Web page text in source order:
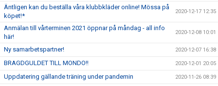
Äntligen kan du beställa våra klubbkläder online! Mössa på
köpet!*
2020-12-17 12:35
Anmälan till vårterminen 2021 öppnar på måndag - all info
här!
2020-12-08 10:01
Ny samarbetspartner! 2020-12-07 16:38
BRAGDGULDET TILL MONDO!! 2020-12-01 20:05
Uppdatering gällande träning under pandemin 2020-11-26 08:39